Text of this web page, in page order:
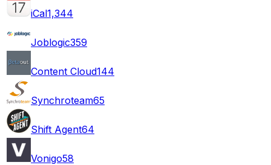
iCal1,344
Joblogic359
Content Cloud144
Synchroteam65
Shift Agent64
Vonigo58